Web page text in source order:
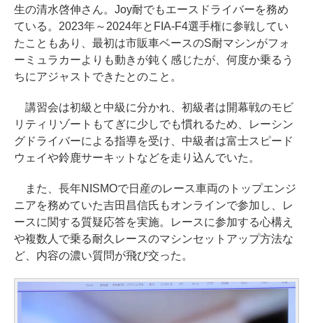
生の清水啓伸さん。Joy耐でもエースドライバーを務め
ている。2023年～2024年とFIA-F4選手権に参戦してい
たこともあり、最初は市販車ベースのS耐マシンがフォ
ーミュラカーよりも動きが鈍く感じたが、何度か乗るう
ちにアジャストできたとのこと。
講習会は初級と中級に分かれ、初級者は開幕戦のモビ
リティリゾートもてぎに少しでも慣れるため、レーシン
グドライバーによる指導を受け、中級者は富士スピード
ウェイや鈴鹿サーキットなどを走り込んでいた。
また、長年NISMOで日産のレース車両のトップエンジ
ニアを務めていた吉田昌信氏もオンラインで参加し、レ
ースに関する質疑応答を実施。レースに参加する心構え
や複数人で乗る耐久レースのマシンセットアップ方法な
ど、内容の濃い質問が飛び交った。